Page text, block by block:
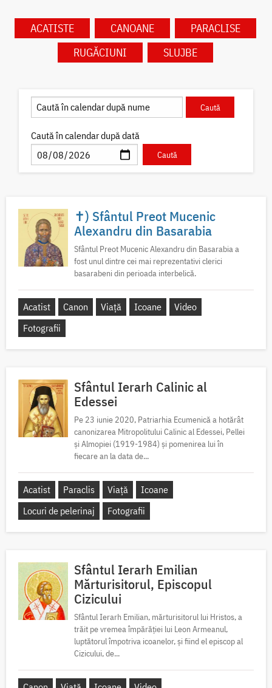
ACATISTE CANOANE
PARACLISE
RUGĂCIUNI
SLUJBE
Caută în calendar după dată
✝) Sfântul Preot Mucenic
Alexandru din Basarabia
Sfântul Preot Mucenic Alexandru din Basarabia a
fost unul dintre cei mai reprezentativi clerici
basarabeni din perioada interbelică.
Acatist Canon Viață Icoane
Video
Fotografii
Sfântul Ierarh Calinic al
Edessei
Pe 23 iunie 2020, Patriarhia Ecumenică a hotărât
canonizarea Mitropolitului Calinic al Edessei, Pellei
și Almopiei (1919-1984) și pomenirea lui în
fiecare an la data de...
Acatist Paraclis Viață
Icoane
Locuri de pelerinaj
Fotografii
Sfântul Ierarh Emilian
Mărturisitorul, Episcopul
Cizicului
Sfântul Ierarh Emilian, mărturisitorul lui Hristos, a
trăit pe vremea împărăției lui Leon Armeanul,
luptătorul împotriva icoanelor, și fiind el episcop al
Cizicului, de...